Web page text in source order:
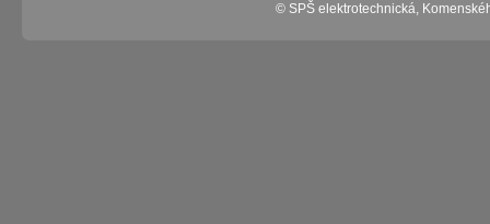
© SPŠ elektrotechnická,